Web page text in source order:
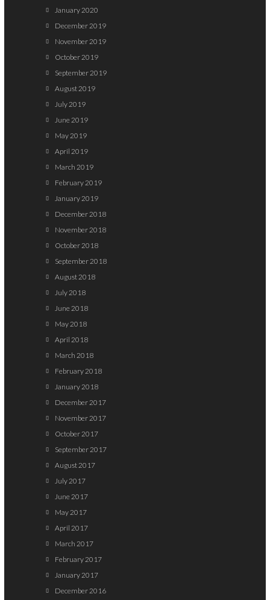
January 2020
December 2019
November 2019
October 2019
September 2019
August 2019
July 2019
June 2019
May 2019
April 2019
March 2019
February 2019
January 2019
December 2018
November 2018
October 2018
September 2018
August 2018
July 2018
June 2018
May 2018
April 2018
March 2018
February 2018
January 2018
December 2017
November 2017
October 2017
September 2017
August 2017
July 2017
June 2017
May 2017
April 2017
March 2017
February 2017
January 2017
December 2016